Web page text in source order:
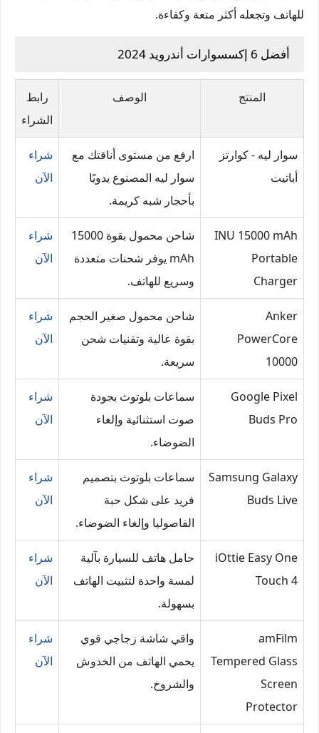
للهاتف وتجعله أكثر متعة وكفاءة.
أفضل 6 إكسسوارات أندرويد 2024
المنتج الوصف
رابط
الشراء
سوار ليه - كوارتز
أباتيت
ارفع من مستوى أناقتك مع
سوار ليه المصنوع يدويًا
بأحجار شبه كريمة.
شراء
الآن
INU 15000 mAh
Portable
Charger
شاحن محمول بقوة 15000
mAh يوفر شحنات متعددة
وسريع للهاتف.
شراء
الآن
Anker
PowerCore
10000
شاحن محمول صغير الحجم
بقوة عالية وتقنيات شحن
سريعة.
شراء
الآن
Google Pixel
Buds Pro
سماعات بلوتوث بجودة
صوت استثنائية وإلغاء
الضوضاء.
شراء
الآن
Samsung Galaxy
Buds Live
سماعات بلوتوث بتصميم
فريد على شكل حبة
الفاصوليا وإلغاء الضوضاء.
شراء
الآن
iOttie Easy One
Touch 4
حامل هاتف للسيارة بآلية
لمسة واحدة لتثبيت الهاتف
بسهولة.
شراء
الآن
amFilm
Tempered Glass
Screen
Protector
واقي شاشة زجاجي قوي
يحمي الهاتف من الخدوش
والشروخ.
شراء
الآن